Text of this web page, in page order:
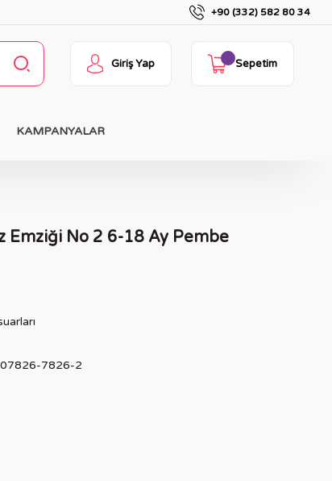
+90 (332) 582 80 34
Giriş Yap Sepetim
KAMPANYALAR
Emziği No 2 6-18 Ay Pembe
7826-2